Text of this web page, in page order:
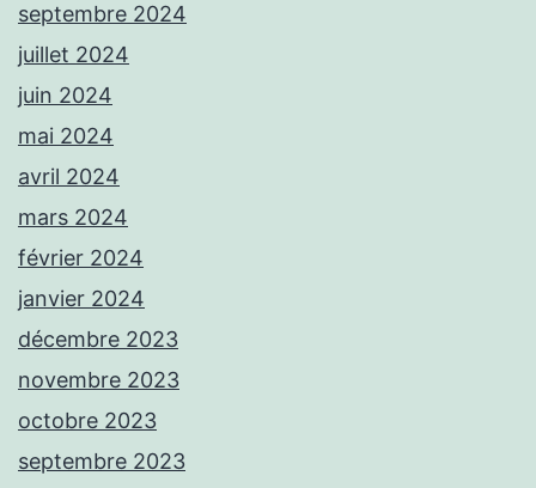
septembre 2024
juillet 2024
juin 2024
mai 2024
avril 2024
mars 2024
février 2024
janvier 2024
décembre 2023
novembre 2023
octobre 2023
septembre 2023